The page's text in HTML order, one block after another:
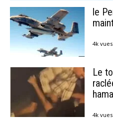
le
4k vues
Le
4k vues